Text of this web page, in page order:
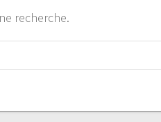
recherche.